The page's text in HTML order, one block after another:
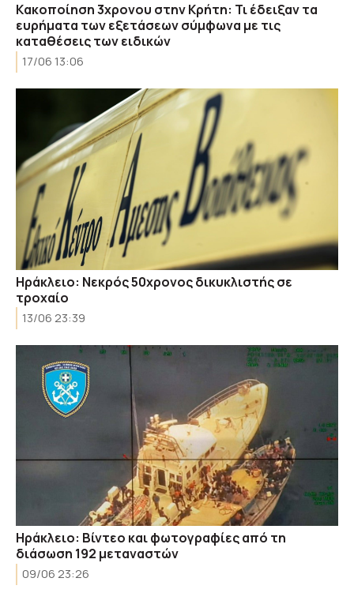
Kακοποίηση 3χρονου στην Κρήτη: Τι έδειξαν τα
ευρήματα των εξετάσεων σύμφωνα με τις
καταθέσεις των ειδικών
17/06 13:06
Ηράκλειο: Νεκρός 50χρονος δικυκλιστής σε
τροχαίο
13/06 23:39
Ηράκλειο: Βίντεο και φωτογραφίες από τη
διάσωση 192 μεταναστών
09/06 23:26